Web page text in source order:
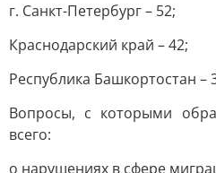
г. Санкт-Петербург – 52;
Краснодарский край – 42;
Республика Башкортостан –
Вопросы, с которыми
всего:
о нарушениях в сфере